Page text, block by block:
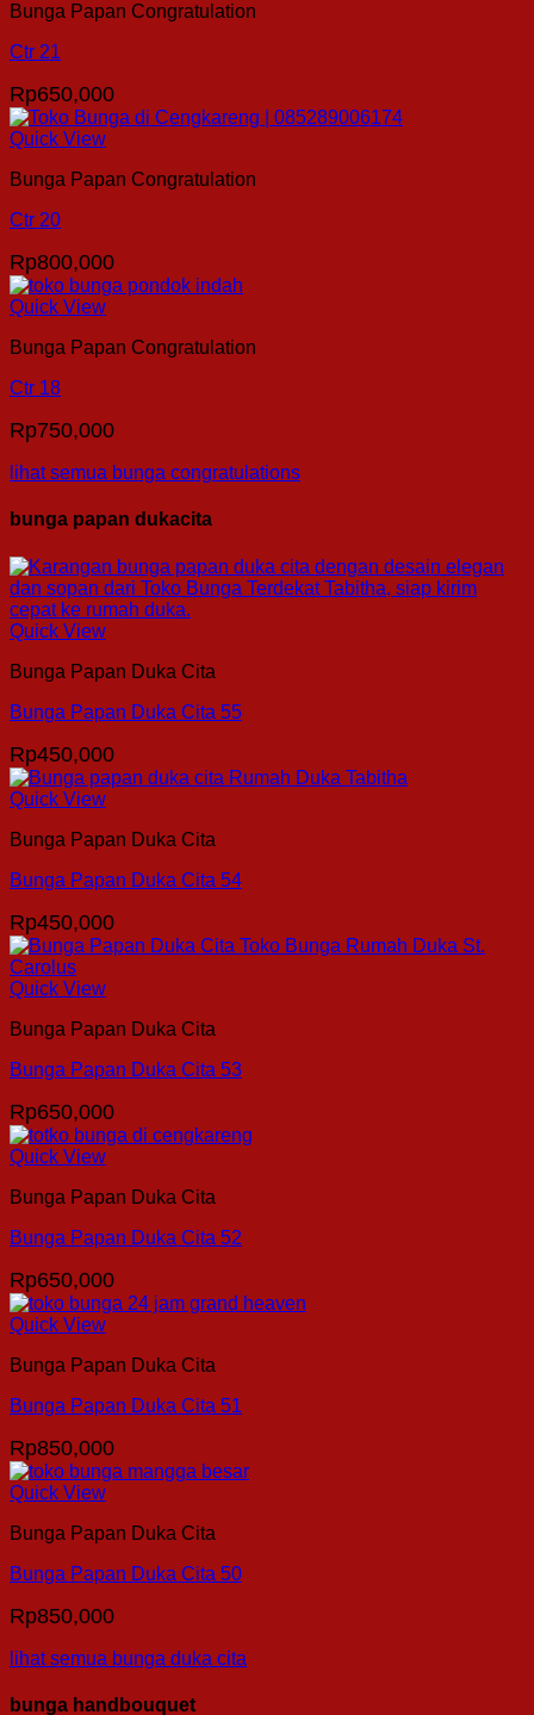
Bunga Papan Congratulation
Ctr 21
Rp650,000
Quick View
Bunga Papan Congratulation
Ctr 20
Rp800,000
Quick View
Bunga Papan Congratulation
Ctr 18
Rp750,000
lihat semua bunga congratulations
bunga papan dukacita
Quick View
Bunga Papan Duka Cita
Bunga Papan Duka Cita 55
Rp450,000
Quick View
Bunga Papan Duka Cita
Bunga Papan Duka Cita 54
Rp450,000
Quick View
Bunga Papan Duka Cita
Bunga Papan Duka Cita 53
Rp650,000
Quick View
Bunga Papan Duka Cita
Bunga Papan Duka Cita 52
Rp650,000
Quick View
Bunga Papan Duka Cita
Bunga Papan Duka Cita 51
Rp850,000
Quick View
Bunga Papan Duka Cita
Bunga Papan Duka Cita 50
Rp850,000
lihat semua bunga duka cita
bunga handbouquet